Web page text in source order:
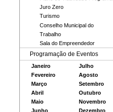
Juro Zero
Turismo
Conselho Municipal do
Trabalho
Sala do Empreendedor
Programação de Eventos
Janeiro
Fevereiro
Março
Abril
Maio
Junho
Julho
Agosto
Setembro
Outubro
Novembro
Dezembro